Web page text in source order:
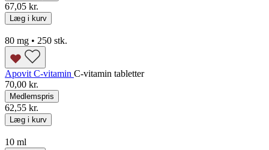
67,05 kr.
Læg i kurv
80 mg • 250 stk.
Apovit C-vitamin C-vitamin tabletter
70,00 kr.
Medlemspris
62,55 kr.
Læg i kurv
10 ml